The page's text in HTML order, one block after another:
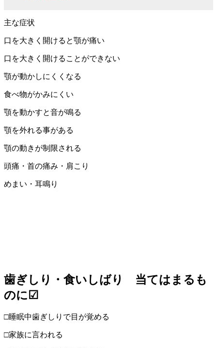
主な症状
口を大きく開けると顎が痛い
口を大きく開けることができない
顎が動かしにくくなる
食べ物がかみにくい
顎を動かすと音が鳴る
顎を外れる事がある
顎の動きが制限される
頭痛・首の痛み・肩こり
めまい・耳鳴り
歯ぎしり・食いしばり 当てはまるも
のに☑
□睡眠中歯ぎしりで目が覚める
□家族に言われる